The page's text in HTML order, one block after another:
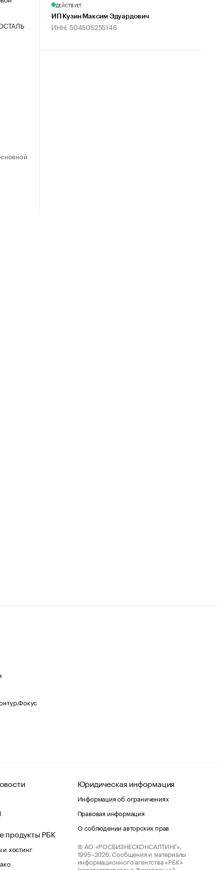
ДЕЙСТВУЕТ
ИП Кузин Максим Эдуардович
ИНН: 504505255146
продукты РБК
хостинг
Юридическая информация
Информация об ограничениях
Правовая информация
О соблюдении авторских прав
© АО «РОСБИЗНЕСКОНСАЛТИНГ»,
1995–2026. Сообщения и материалы
информационного агентства «РБК»